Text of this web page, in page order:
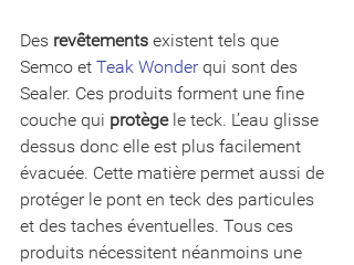
Des revêtements existent tels que
Semco et Teak Wonder qui sont des
Sealer. Ces produits forment une fine
couche qui protège le teck. L’eau glisse
dessus donc elle est plus facilement
évacuée. Cette matière permet aussi de
protéger le pont en teck des particules
et des taches éventuelles. Tous ces
produits nécessitent néanmoins une